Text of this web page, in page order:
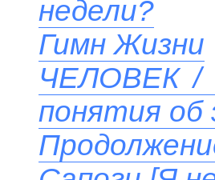
недели?
Гимн Жизни
ЧЕЛОВЕК /
понятия об